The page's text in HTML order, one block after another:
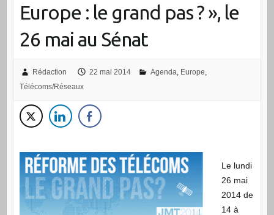
Europe : le grand pas ? », le
26 mai au Sénat
Rédaction 22 mai 2014 Agenda, Europe,
Télécoms/Réseaux
Le lundi
26 mai
2014 de
14 à